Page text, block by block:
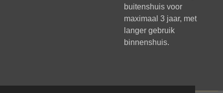
buitenshuis voor
maximaal 3 jaar, met
langer gebruik
binnenshuis.